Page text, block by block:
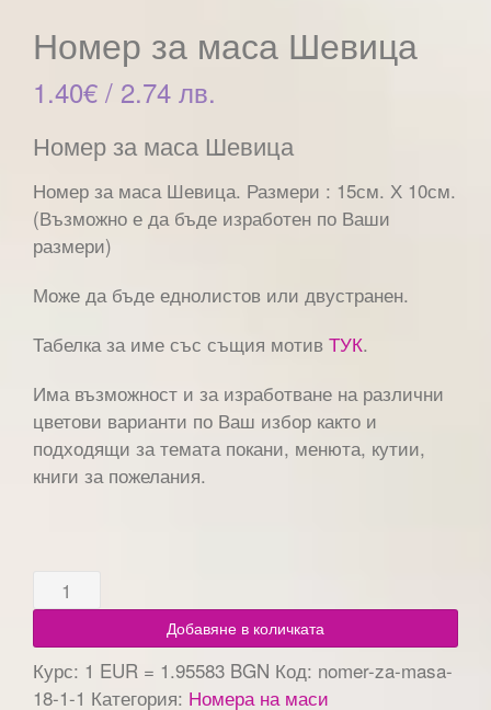
Номер за маса Шевица
1.40€ / 2.74 лв.
Номер за маса Шевица
Номер за маса Шевица. Размери : 15см. Х 10см.
(Възможно е да бъде изработен по Ваши
размери)
Може да бъде еднолистов или двустранен.
Табелка за име със същия мотив ТУК.
Има възможност и за изработване на различни
цветови варианти по Ваш избор както и
подходящи за темата покани, менюта, кутии,
книги за пожелания.
Добавяне в количката
Курс: 1 EUR = 1.95583 BGN Код: nomer-za-masa-
18-1-1 Категория: Номера на маси